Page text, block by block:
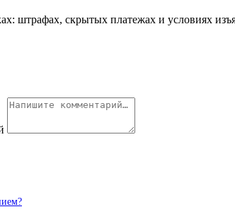
штрафах, скрытых платежах и условиях